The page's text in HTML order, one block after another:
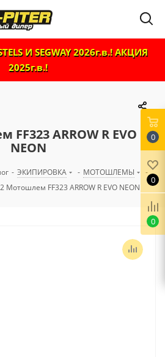
И SEGWAY 2026г.в.! АКЦИЯ
2025г.в.!
FF323 ARROW R EVO
NEON
- ЭКИПИРОВКА - МОТОШЛЕМЫ
-
Мотошлем FF323 ARROW R EVO NEON
0
0
0